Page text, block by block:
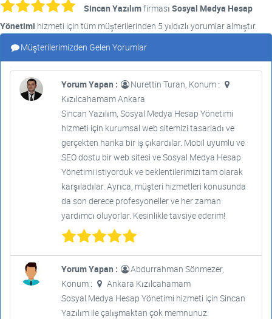
Sincan Yazılımfirması Sosyal Medya Hesap
Yönetimi hizmeti için tüm müşterilerinden 5 yıldızlı yorumlar almıştır.
Müşterilerimizden Gelen Yorumlar
Yorum Yapan :
Nurettin Turan, Konum :
Kızılcahamam Ankara
Sincan Yazılım, Sosyal Medya Hesap Yönetimi
hizmeti için kurumsal web sitemizi tasarladı ve
gerçekten harika bir iş çıkardılar. Mobil uyumlu ve
SEO dostu bir web sitesi ve Sosyal Medya Hesap
Yönetimi istiyorduk ve beklentilerimizi tam olarak
karşıladılar. Ayrıca, müşteri hizmetleri konusunda
da son derece profesyoneller ve her zaman
yardımcı oluyorlar. Kesinlikle tavsiye ederim!
Yorum Yapan :
Abdurrahman Sönmezer,
Konum :
Ankara Kızılcahamam
Sosyal Medya Hesap Yönetimi hizmeti için Sincan
Yazılım ile çalışmaktan çok memnunuz.